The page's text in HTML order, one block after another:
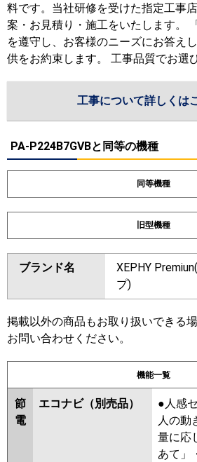
料です。当社研修を受けた指定工事
案・お見積り・施工をいたします。
を遵守し、お客様のニーズにお答え
供をお約束します。 工事品質でお選
工事について詳しくは
PA-P224B7GVBと同等の機種
同等機種
ダイキン
東芝 GFXF22413BU
三菱電機
日立 RPV-
三菱重工
旧型機種
ダイキン
RFXF22433BU
日立 RPV-
GP224RGHW2
RPV-
AP224GHW7-
AP224GHW7
RPV-
ブランド名
XEPHY
プ)
掲載以外の商品もお取り扱いできる
お問い合わせください。
機能一覧
節
電
エコナビ（別売品）
●人感
人の動
量に応
あて」